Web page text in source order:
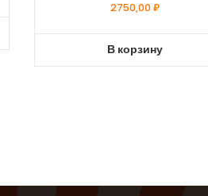
2750,00₽
В корзину